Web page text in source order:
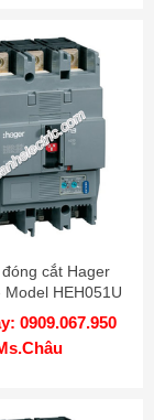
cắt Hager
Model HEH051U
0909.067.950